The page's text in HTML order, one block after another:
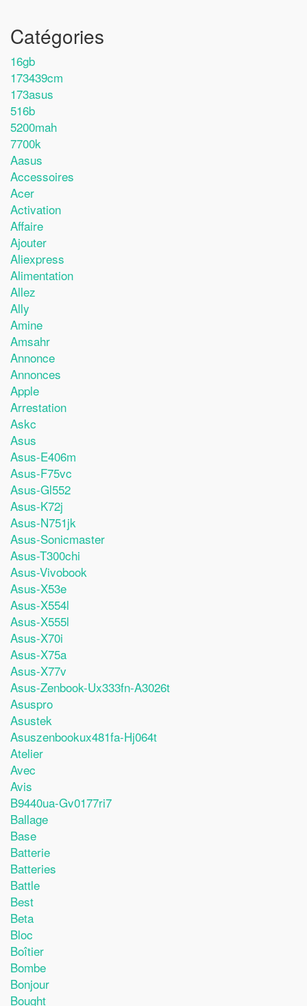
Catégories
16gb
173439cm
173asus
516b
5200mah
7700k
Aasus
Accessoires
Acer
Activation
Affaire
Ajouter
Aliexpress
Alimentation
Allez
Ally
Amine
Amsahr
Annonce
Annonces
Apple
Arrestation
Askc
Asus
Asus-E406m
Asus-F75vc
Asus-Gl552
Asus-K72j
Asus-N751jk
Asus-Sonicmaster
Asus-T300chi
Asus-Vivobook
Asus-X53e
Asus-X554l
Asus-X555l
Asus-X70i
Asus-X75a
Asus-X77v
Asus-Zenbook-Ux333fn-A3026t
Asuspro
Asustek
Asuszenbookux481fa-Hj064t
Atelier
Avec
Avis
B9440ua-Gv0177ri7
Ballage
Base
Batterie
Batteries
Battle
Best
Beta
Bloc
Boîtier
Bombe
Bonjour
Bought